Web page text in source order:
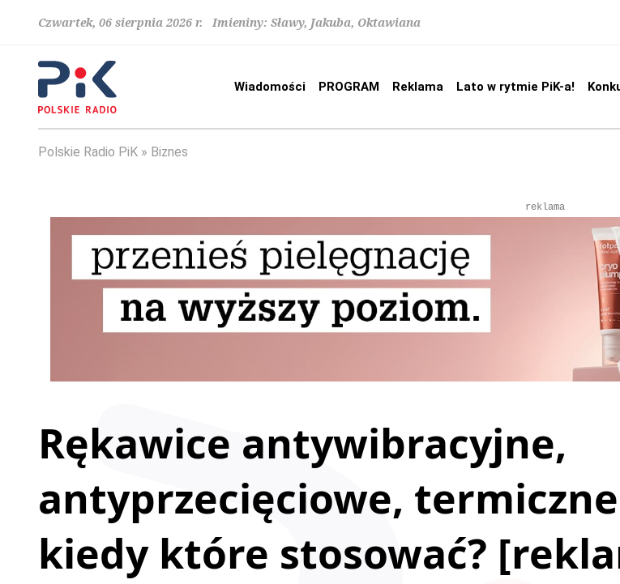
Czwartek, 06 sierpnia 2026 r. Imieniny: Sławy, Jakuba, Oktawiana
Wiadomości PROGRAM Reklama Lato w rytmie PiK-a!
Polskie Radio PiK Biznes
reklama
Rękawice antywibracyjne,
antyprzecięciowe,
kiedy które stosować?